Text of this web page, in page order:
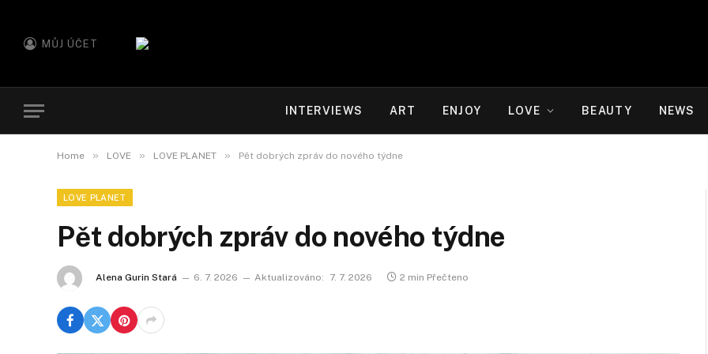
MŮJ ÚČET
INTERVIEWS ART ENJOY LOVE BEAUTY NEWS
Home » LOVE » LOVE PLANET » Pět dobrých zpráv do nového týdne
LOVE PLANET
Pět dobrých zpráv do nového týdne
Alena Gurin Stará 6. 7. 2026 Aktualizováno: 7. 7. 2026 2 min Přečteno